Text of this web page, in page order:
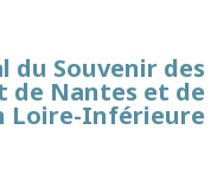
du Souvenir des
de Nantes et de
Loire-Inférieure